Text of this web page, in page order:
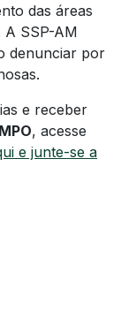
das áreas
A SSP-AM
denunciar por
e receber
, acesse
e junte-se a